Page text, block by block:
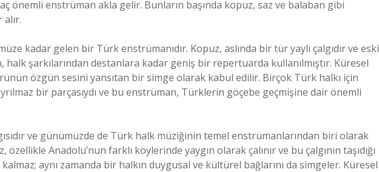
önemli enstrüman akla gelir. Bunların başında kopuz, saz ve balaban gibi
kadar gelen bir Türk enstrümanıdır. Kopuz, aslında bir tür yaylı çalgıdır ve eski
şarkılarından destanlara kadar geniş bir repertuarda kullanılmıştır. Küresel
özgün sesini yansıtan bir simge olarak kabul edilir. Birçok Türk halkı için
bir parçasıydı ve bu enstrüman, Türklerin göçebe geçmişine dair önemli
ve günümüzde de Türk halk müziğinin temel enstrümanlarından biri olarak
özellikle Anadolu’nun farklı köylerinde yaygın olarak çalınır ve bu çalgının taşıdığı
kalmaz; aynı zamanda bir halkın duygusal ve kültürel bağlarını da simgeler. Küresel